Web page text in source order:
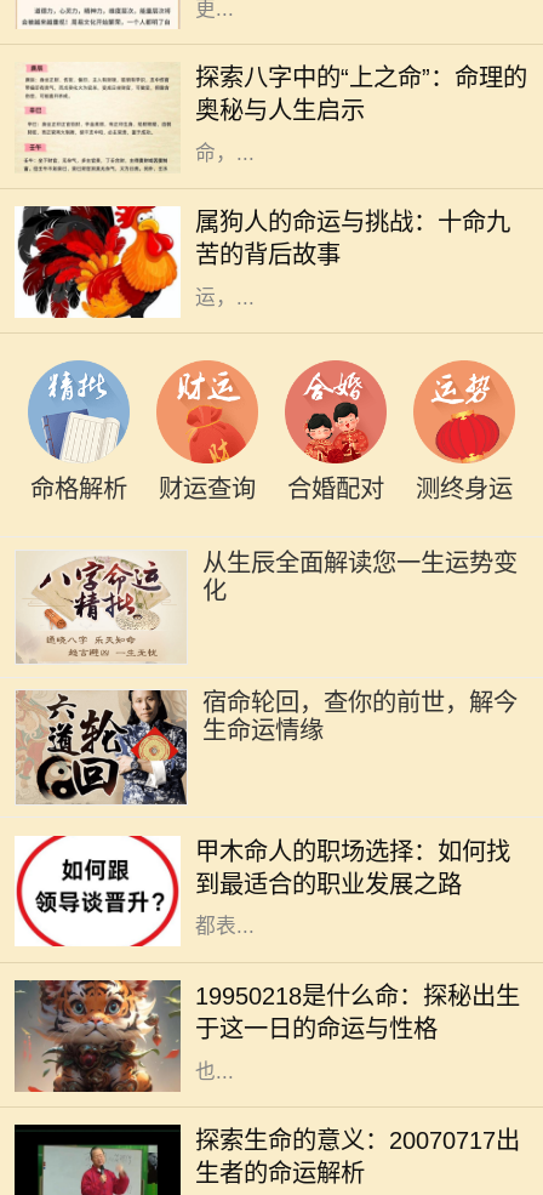
更...
探索八字中的“上之命”：命理的
奥秘与人生启示
在中国传统命理学中，每个人的出生
时刻可以用八字来描述，而八字又可
以分为多种命格，其中“上之命”便是
一种颇具神秘色彩的命格。上之
命，...
属狗人的命运与挑战：十命九
苦的背后故事
在中国传统文化中，属狗的人常常被
描绘为忠诚正直、勇敢无畏的形象。
然而，许多人并不知道的是，属狗的
命人常常面临着“十命九苦”的命
运，...
命格解析 财运查询 合婚配对 测终身运
从生辰全面解读您一生运势变
化
宿命轮回，查你的前世，解今
生命运情缘
甲木命人的职场选择：如何找
到最适合的职业发展之路
一，象征着生机、成长和发展。甲木
命的人如同春天的树木，充满了生命
力和创造力。他们在人际关系中通常
都表...
19950218是什么命：探秘出生
于这一日的命运与性格
在中国传统文化中，八字命理被视为
解读一个人命运的重要工具。1995年
2月18日出生的人，正好是在农历正
月初十，这一天在五行八字中的影响
也...
探索生命的意义：20070717出
生者的命运解析
在我们的人生旅程中，每个生命的诞
生都注定有其独特的意义与使命。
20070717这个特殊的日期，隐含着
丰富的数字哲学，昭示着出生在这一